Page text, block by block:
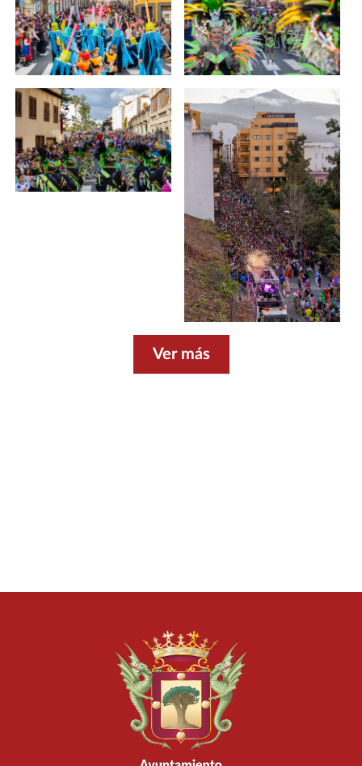
Ver más